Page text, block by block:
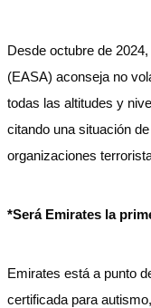
Desde octubre de
(EASA) aconseja no
todas las altitudes y
citando una situación
organizaciones
*Será Emirates la
Emirates está a punto
certificada para